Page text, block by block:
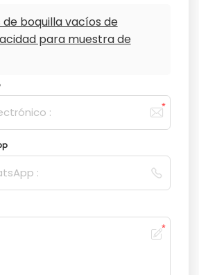
de boquilla vacíos de
para muestra de